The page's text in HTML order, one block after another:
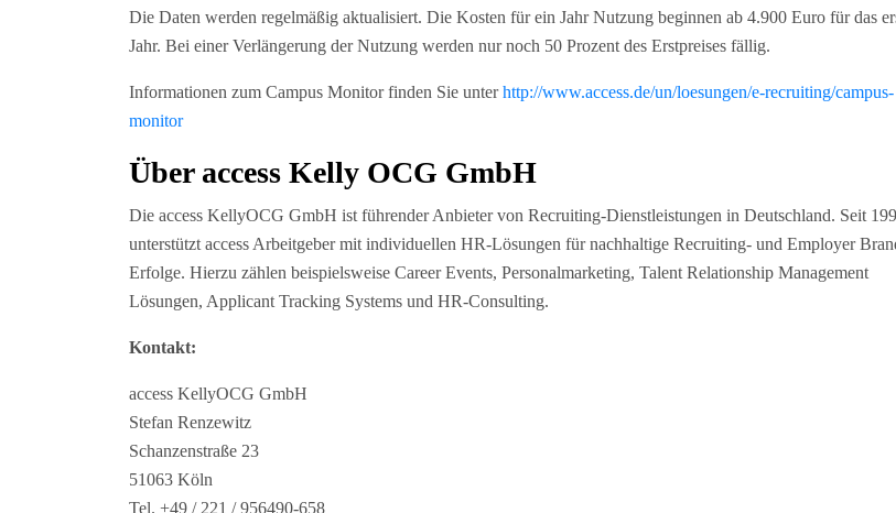
Die Daten werden regelmäßig aktualisiert. Die Kosten für ein Jahr Nutzung beginnen ab 4.900 Euro für das
Jahr. Bei einer Verlängerung der Nutzung werden nur noch 50 Prozent des Erstpreises fällig.
Informationen zum Campus Monitor finden Sie unterhttp://www.access.de/un/loesungen/e-recruiting/campus-
monitor
Über access Kelly OCG GmbH
Die access KellyOCG GmbH ist führender Anbieter von Recruiting-Dienstleistungen in Deutschland. Seit
unterstützt access Arbeitgeber mit individuellen HR-Lösungen für nachhaltige Recruiting- und Employer
Erfolge. Hierzu zählen beispielsweise Career Events, Personalmarketing, Talent Relationship Management
Lösungen, Applicant Tracking Systems und HR-Consulting.
Kontakt:
access KellyOCG GmbH
Stefan Renzewitz
Schanzenstraße 23
51063 Köln
Tel. +49 / 221 / 956490-658